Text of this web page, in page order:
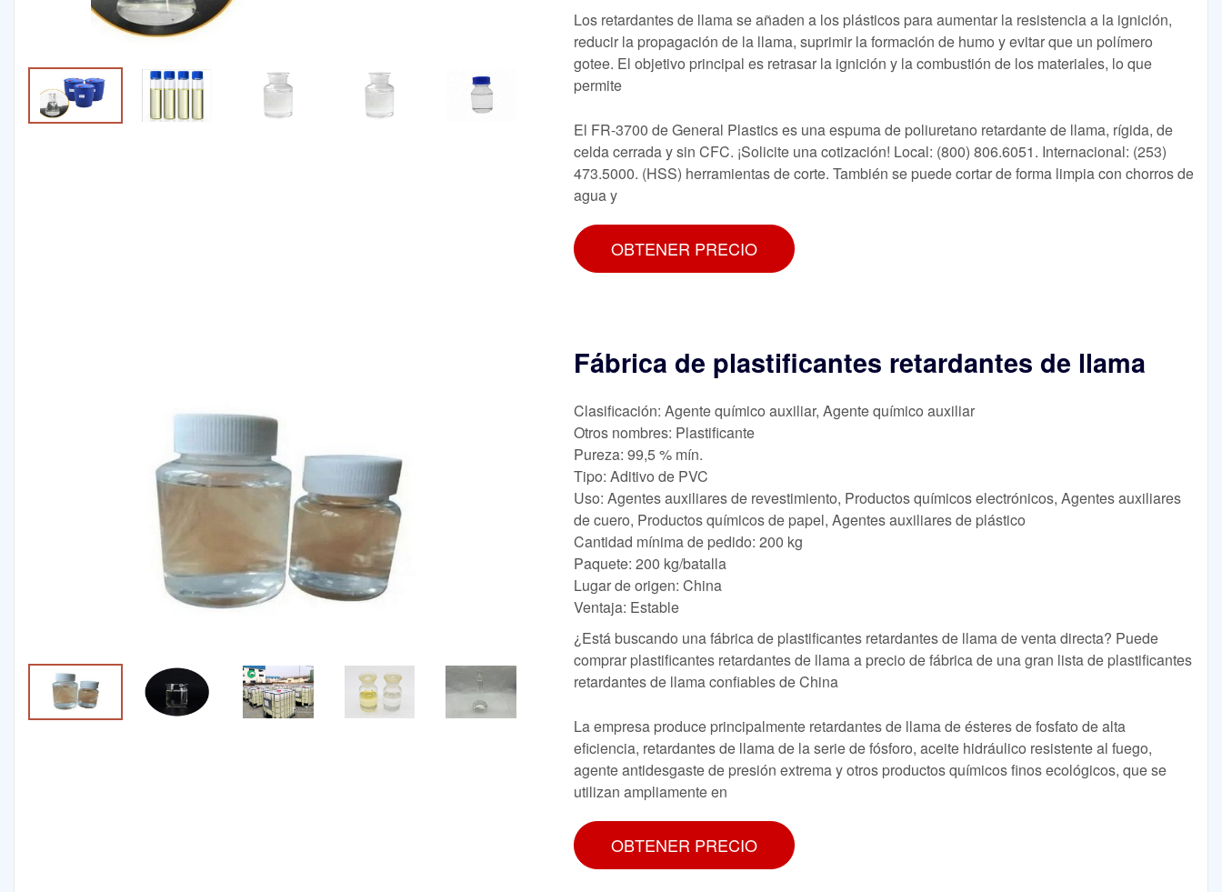
Los retardantes de llama se añaden a los plásticos para aumentar la resistencia a la ignición,
reducir la propagación de la llama, suprimir la formación de humo y evitar que un polímero
gotee. El objetivo principal es retrasar la ignición y la combustión de los materiales, lo que
permite
El FR-3700 de General Plastics es una espuma de poliuretano retardante de llama, rígida, de
celda cerrada y sin CFC. ¡Solicite una cotización! Local: (800) 806.6051. Internacional: (253)
473.5000. (HSS) herramientas de corte. También se puede cortar de forma limpia con chorros de
agua y
OBTENER PRECIO
Fábrica de plastificantes retardantes de llama
Clasificación: Agente químico auxiliar, Agente químico auxiliar
Otros nombres: Plastificante
Pureza: 99,5 % mín.
Tipo: Aditivo de PVC
Uso: Agentes auxiliares de revestimiento, Productos químicos electrónicos, Agentes auxiliares
de cuero, Productos químicos de papel, Agentes auxiliares de plástico
Cantidad mínima de pedido: 200 kg
Paquete: 200 kg/batalla
Lugar de origen: China
Ventaja: Estable
¿Está buscando una fábrica de plastificantes retardantes de llama de venta directa? Puede
comprar plastificantes retardantes de llama a precio de fábrica de una gran lista de plastificantes
retardantes de llama confiables de China
La empresa produce principalmente retardantes de llama de ésteres de fosfato de alta
eficiencia, retardantes de llama de la serie de fósforo, aceite hidráulico resistente al fuego,
agente antidesgaste de presión extrema y otros productos químicos finos ecológicos, que se
utilizan ampliamente en
OBTENER PRECIO